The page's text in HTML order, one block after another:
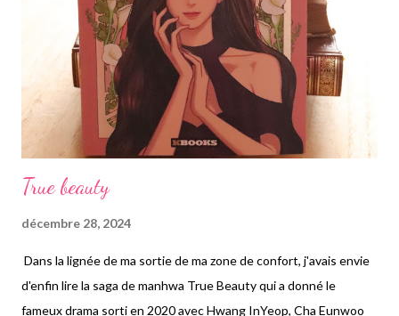
droite, contenant en son sein des membres néo-nazis,
xénophobes, racistes, sexistes, transphobes, homophobes et
j'en passe, n'hésitant pas à dire à to...
True beauty
décembre 28, 2024
Dans la lignée de ma sortie de ma zone de confort, j'avais envie
d'enfin lire la saga de manhwa True Beauty qui a donné le
fameux drama sorti en 2020 avec Hwang InYeop, Cha Eunwoo